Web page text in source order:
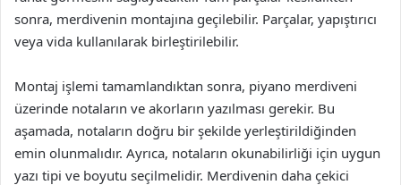
sonra, merdivenin montajına geçilebilir. Parçalar, yapıştırıcı
veya vida kullanılarak birleştirilebilir.
Montaj işlemi tamamlandıktan sonra, piyano merdiveni
üzerinde notaların ve akorların yazılması gerekir. Bu
aşamada, notaların doğru bir şekilde yerleştirildiğinden
emin olunmalıdır. Ayrıca, notaların okunabilirliği için uygun
yazı tipi ve boyutu seçilmelidir. Merdivenin daha çekici